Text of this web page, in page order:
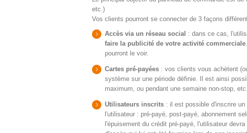
etc.)
Vos clients pourront se connecter de 3 façons
Accès via un réseau social : dans ce cas,
faire la publicité de votre activité commerciale
pourront le voir.
Cartes pré-payées : vos clients vous achètent
système sur une période définie. Il est ainsi
maximum, ou pendant une semaine non-stop, etc.
Utilisateurs inscrits : il est possible d'inscrire
l'utilisateur : pré-payé, post-payé, abonnement
l'épuisement du crédit pré-payé, l'utilisateur